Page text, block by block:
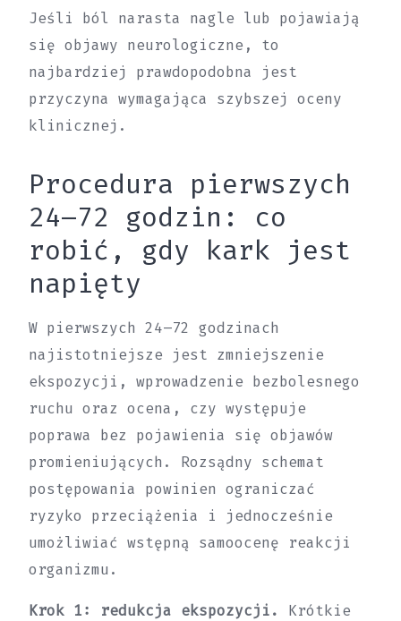
Jeśli ból narasta nagle lub pojawiają
się objawy neurologiczne, to
najbardziej prawdopodobna jest
przyczyna wymagająca szybszej oceny
klinicznej.
Procedura pierwszych
24–72 godzin: co
robić, gdy kark jest
napięty
W pierwszych 24–72 godzinach
najistotniejsze jest zmniejszenie
ekspozycji, wprowadzenie bezbolesnego
ruchu oraz ocena, czy występuje
poprawa bez pojawienia się objawów
promieniujących. Rozsądny schemat
postępowania powinien ograniczać
ryzyko przeciążenia i jednocześnie
umożliwiać wstępną samoocenę reakcji
organizmu.
Krok 1: redukcja ekspozycji.
Krótkie